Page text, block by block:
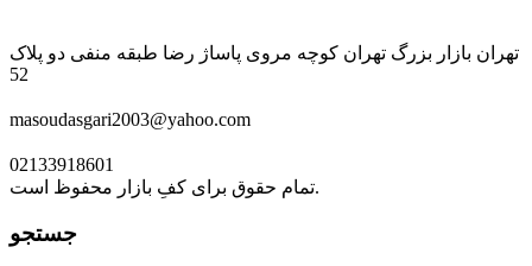
تهران بازار بزرگ تهران کوچه مروی پاساژ رضا طبقه منفی دو پلاک
52
masoudasgari2003@yahoo.com
02133918601
تمام حقوق برای کفِ بازار محفوظ است.
جستجو